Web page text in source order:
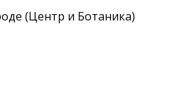
(Центр и Ботаника)